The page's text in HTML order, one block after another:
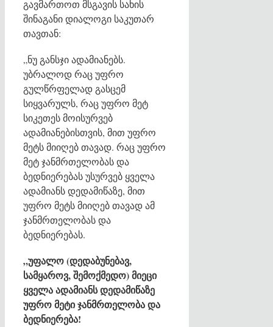
გავმართოთ მსგავის სახის
შინაგანი დიალოგი საკუთარ
თავთან:
„ნუ განსჯი ადამიანებს.
უბრალოდ რაც უფრო
გულწრფელად გასცემ
სიყვარულს, რაც უფრო მეტ
სიკეთეს მოისურვებ
ადამიანებისთვის, მით უფრო
მეტს მიიღებ თავად. რაც უფრო
მეტ ჯანმრთელობას და
ბედნიერებას უსურვებ ყველა
ადამიანს დედამიწაზე, მით
უფრო მეტს მიიღებ თავად ამ
ჯანმრთელობას და
ბედნიერებას.
„უფალო (დედაბუნებავ,
სამყაროვ, შემოქმედო) მიეცი
ყველა ადამიანს დედამიწაზე
უფრო მეტი ჯანმრთელობა და
ბედნიერება!